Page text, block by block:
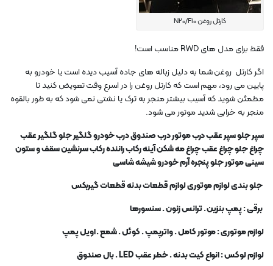
کارتل روغن N20/F10
فقط برای مدل های RWD مناسب است!
اگر کارتل روغن شما به دلیل زباله های جاده آسیب دیده است یا خودرو به
پایین می رود، مهم است که کارتل روغن را در اسرع وقت تعویض کنید تا
مطمئن شوید که آسیب بیشتر منجر به ترک یا نشتی نمی شود که به طور بالقوه
منجر به خرابی شدید موتور می شود.
سپر جلو سپر عقب درب موتور درب صندوق درب خودرو گلگیر جلو گلگیر عقب
چراغ جلو چراغ عقب چراغ مه شکن آینه رکاب راننده رکاب سرنشین سقف و ستون
سینی موتور جلو پنجره آرم خودرو شیشه شاسی
جلو بندی لوازم موتوری لوازم قطعات بدنه قطعات گیربکس
برقی : پمپ بنزین . ترانس زنون . سنسورها
لوازم موتوری : موتور کامل . واترپمپ . کوئل . شمع . اویل پمپ
لوازم لوکس : انواع کیت بدنه . خطر عقبLED .
بال صندوق